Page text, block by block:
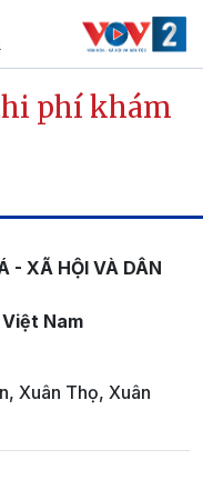
phí khám
- XÃ HỘI VÀ DÂN
Nam
Xuân Thọ, Xuân